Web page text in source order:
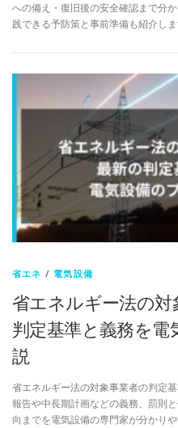
への備え・復旧後の安全確認まで分
践できる予防策と事前準備も紹介しま
省エネ / 電気設備
省エネルギー法の
判定基準と義務を
説
省エネルギー法の対象事業者の判定
報告や中長期計画などの義務、罰則
向までを電気設備の専門家が分かり